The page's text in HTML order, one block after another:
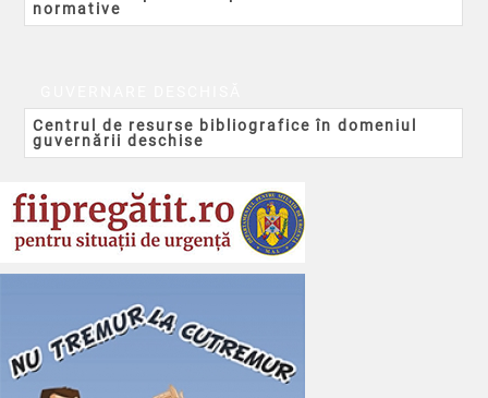
normative
Centrul de resurse bibliografice în domeniul
guvernării deschise